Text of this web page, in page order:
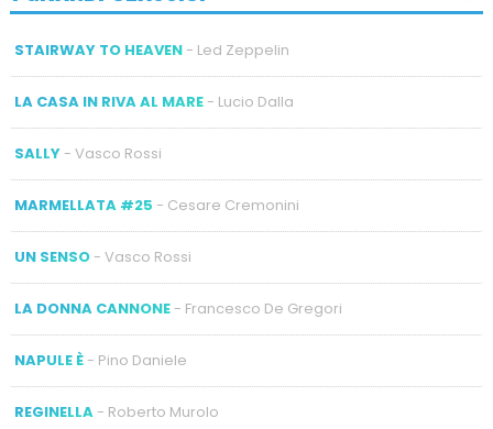
STAIRWAY TO HEAVEN- Led Zeppelin
LA CASA IN RIVA AL MARE- Lucio Dalla
SALLY- Vasco Rossi
MARMELLATA #25 - Cesare Cremonini
UN SENSO- Vasco Rossi
LA DONNA CANNONE- Francesco De Gregori
NAPULE È- Pino Daniele
REGINELLA- Roberto Murolo